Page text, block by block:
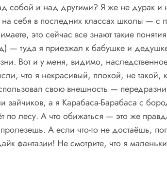
собой и над другими? Я же не дурак и
себя в последних классах школы —
это сейчас все знают такие
туда я приезжал к бабушке и
Вот и у меня, видимо,
что я некрасивый, плохой, не
свою внешность —
зайчиков, а я Карабаса-Барабаса с
по лесу. А что обижаться — это же
А если что-то не достаёшь,
фантазии! Не смотрите, что я